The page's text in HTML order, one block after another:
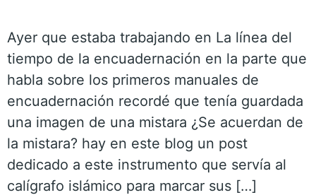
Ayer que estaba trabajando en La línea del
tiempo de la encuadernación en la parte que
habla sobre los primeros manuales de
encuadernación recordé que tenía guardada
una imagen de una mistara ¿Se acuerdan de
la mistara? hay en este blog un post
dedicado a este instrumento que servía al
calígrafo islámico para marcar sus […]